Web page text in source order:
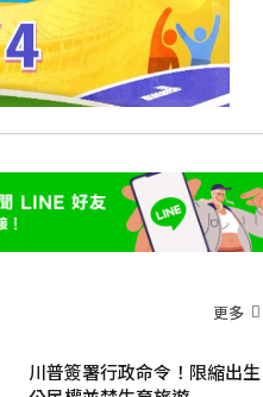
更多
川普簽署行政命令！限縮出生